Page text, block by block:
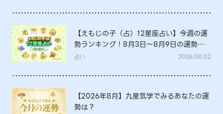
【えもじの子（占）12星座占い】今週の運
勢ランキング！8月3日～8月9日の運勢
は？
占い 2026.08.02
【2026年8月】九星気学でみるあなたの運
勢は？